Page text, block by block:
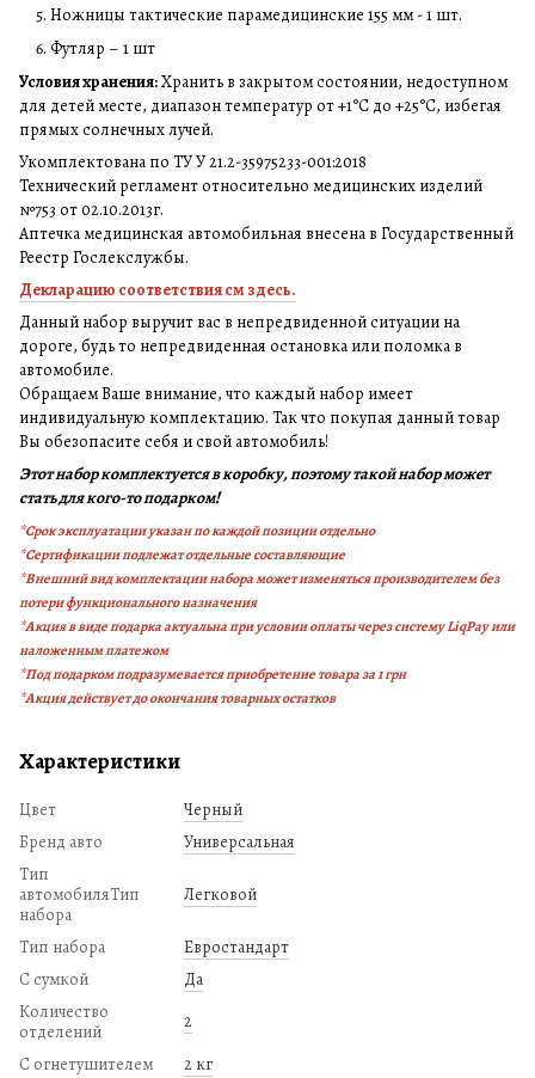
Ножницы тактические парамедицинские 155 мм - 1 шт.
Футляр – 1 шт
Условия хранения:Хранить в закрытом состоянии, недоступном
для детей месте, диапазон температур от +1°C до +25°C, избегая
прямых солнечных лучей.
Укомплектована по ТУ У 21.2-35975233-001:2018
Технический регламент относительно медицинских изделий
№753 от 02.10.2013г.
Аптечка медицинская автомобильная внесена в Государственный
Реестр Гослекслужбы.
Декларацию соответствия см здесь.
Данный набор выручит вас в непредвиденной ситуации на
дороге, будь то непредвиденная остановка или поломка в
автомобиле.
Обращаем Ваше внимание, что каждый набор имеет
индивидуальную комплектацию. Так что покупая данный товар
Вы обезопасите себя и свой автомобиль!
Этот набор комплектуется в коробку, поэтому такой набор может
стать для кого-то подарком!
*Срок эксплуатации указан по каждой позиции отдельно
*Сертификации подлежат отдельные составляющие
*Внешний вид комплектации набора может изменяться производителем без
потери функционального назначения
*Акция в виде подарка актуальна при условии оплаты через систему LiqPay или
наложенным платежом
*Под подарком подразумевается приобретение товара за 1 грн
*Акция действует до окончания товарных остатков
Характеристики
Цвет
Черный
Бренд авто
Универсальная
Тип
автомобиляТип
набора
Легковой
Тип набора
Евростандарт
С сумкой
Да
Количество
отделений
2
С огнетушителем
2 кг